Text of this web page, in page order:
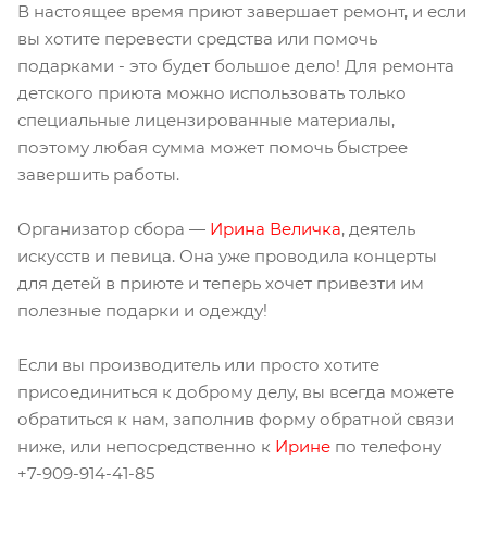
В настоящее время приют завершает ремонт, и если
вы хотите перевести средства или помочь
подарками - это будет большое дело! Для ремонта
детского приюта можно использовать только
специальные лицензированные материалы,
поэтому любая сумма может помочь быстрее
завершить работы.
Организатор сбора — Ирина Величка, деятель
искусств и певица. Она уже проводила концерты
для детей в приюте и теперь хочет привезти им
полезные подарки и одежду!
Если вы производитель или просто хотите
присоединиться к доброму делу, вы всегда можете
обратиться к нам, заполнив форму обратной связи
ниже, или непосредственно к Ирине по телефону
+7-909-914-41-85